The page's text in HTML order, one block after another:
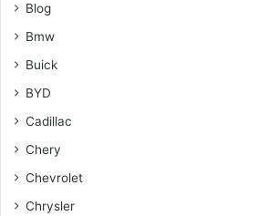
Blog
Bmw
Buick
BYD
Cadillac
Chery
Chevrolet
Chrysler